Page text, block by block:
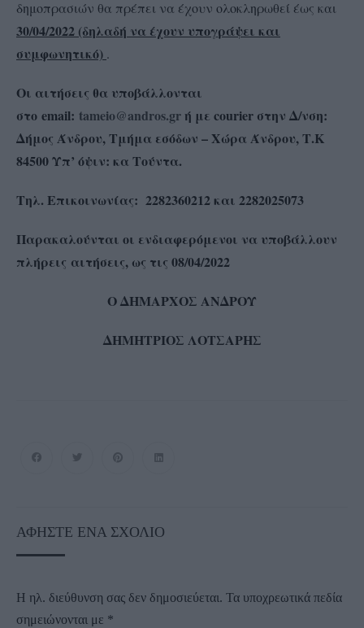
δημοπρασιών θα πρέπει να έχουν ολοκληρωθεί έως και
30/04/2022 (δηλαδή να έχουν υπογράψει και
συμφωνητικό) .
Οι αιτήσεις θα υποβάλλονται
στο email: tameio@andros.gr ή με courier στην Δ/νση:
Δήμος Άνδρου, Τμήμα εσόδων – Χώρα Άνδρου, Τ.Κ
84500 Υπ’ όψιν: κα Τούντα.
Τηλ. Επικοινωνίας: 2282360212 και 2282025073
Παρακαλούνται οι ενδιαφερόμενοι να υποβάλλουν
πλήρεις αιτήσεις, ως τις 08/04/2022
Ο ΔΗΜΑΡΧΟΣ ΑΝΔΡΟΥ
ΔΗΜΗΤΡΙΟΣ ΛΟΤΣΑΡΗΣ
ΑΦΉΣΤΕ ΈΝΑ ΣΧΌΛΙΟ
Η ηλ. διεύθυνση σας δεν δημοσιεύεται. Τα υποχρεωτικά πεδία
σημειώνονται με *